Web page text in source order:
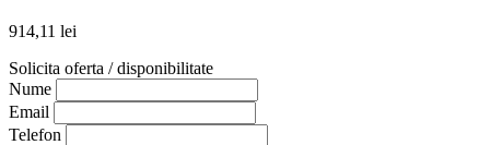
914,11 lei
Solicita oferta / disponibilitate
Nume
Email
Telefon